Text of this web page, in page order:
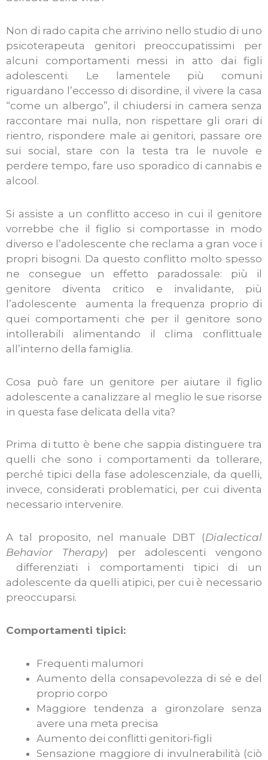
Non di rado capita che arrivino nello studio di uno
psicoterapeuta genitori preoccupatissimi per
alcuni comportamenti messi in atto dai figli
adolescenti. Le lamentele più comuni
riguardano l’eccesso di disordine, il vivere la casa
“come un albergo”, il chiudersi in camera senza
raccontare mai nulla, non rispettare gli orari di
rientro, rispondere male ai genitori, passare ore
sui social, stare con la testa tra le nuvole e
perdere tempo, fare uso sporadico di cannabis e
alcool.
Si assiste a un conflitto acceso in cui il genitore
vorrebbe che il figlio si comportasse in modo
diverso e l’adolescente che reclama a gran voce i
propri bisogni. Da questo conflitto molto spesso
ne consegue un effetto paradossale: più il
genitore diventa critico e invalidante, più
l’adolescente aumenta la frequenza proprio di
quei comportamenti che per il genitore sono
intollerabili alimentando il clima conflittuale
all’interno della famiglia.
Cosa può fare un genitore per aiutare il figlio
adolescente a canalizzare al meglio le sue risorse
in questa fase delicata della vita?
Prima di tutto è bene che sappia distinguere tra
quelli che sono i comportamenti da tollerare,
perché tipici della fase adolescenziale, da quelli,
invece, considerati problematici, per cui diventa
necessario intervenire.
A tal proposito, nel manuale DBT (Dialectical
Behavior Therapy) per adolescenti vengono
differenziati i comportamenti tipici di un
adolescente da quelli atipici, per cui è necessario
preoccuparsi.
Comportamenti tipici:
Frequenti malumori
Aumento della consapevolezza di sé e del
proprio corpo
Maggiore tendenza a gironzolare senza
avere una meta precisa
Aumento dei conflitti genitori-figli
Sensazione maggiore di invulnerabilità (ciò